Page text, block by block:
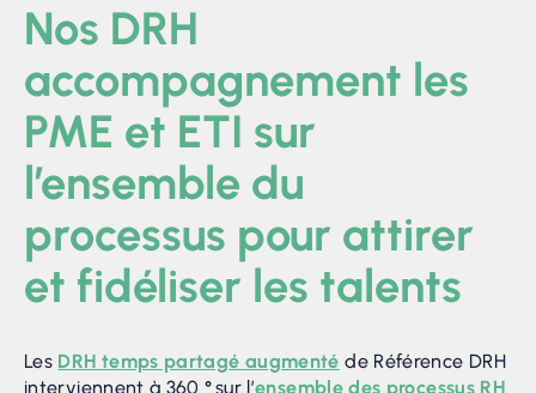
Nos DRH
accompagnement les
PME et ETI sur
l’ensemble du
processus pour attirer
et fidéliser les talents
Les DRH temps partagé augmenté de Référence DRH
interviennent à 360 ° sur l’ensemble des processus RH